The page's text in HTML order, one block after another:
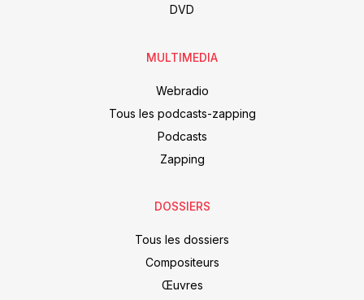
DVD
MULTIMEDIA
Webradio
Tous les podcasts-zapping
Podcasts
Zapping
DOSSIERS
Tous les dossiers
Compositeurs
Œuvres